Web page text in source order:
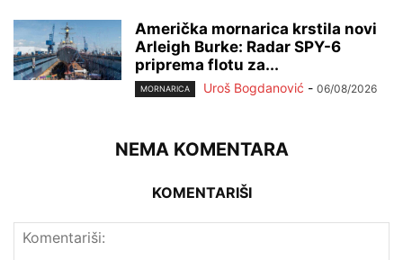
Američka mornarica krstila novi
Arleigh Burke: Radar SPY-6
priprema flotu za...
MORNARICA Uroš Bogdanović - 06/08/2026
NEMA KOMENTARA
KOMENTARIŠI